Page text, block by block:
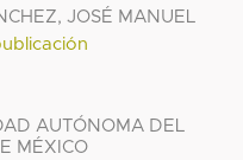
JOSÉ MANUEL
AUTÓNOMA DEL
MÉXICO